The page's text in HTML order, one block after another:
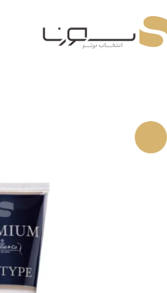
به
محتوا